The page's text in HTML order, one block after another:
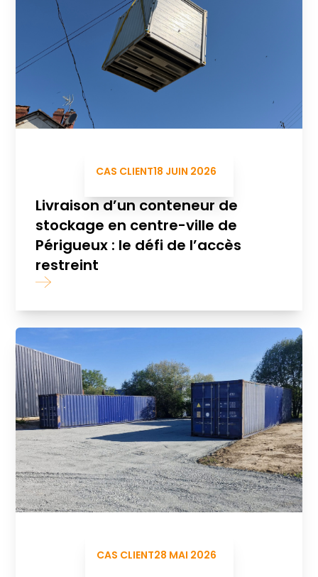
CAS CLIENT18 JUIN 2026
Livraison d’un conteneur de
stockage en centre-ville de
Périgueux : le défi de l’accès
restreint
CAS CLIENT28 MAI 2026